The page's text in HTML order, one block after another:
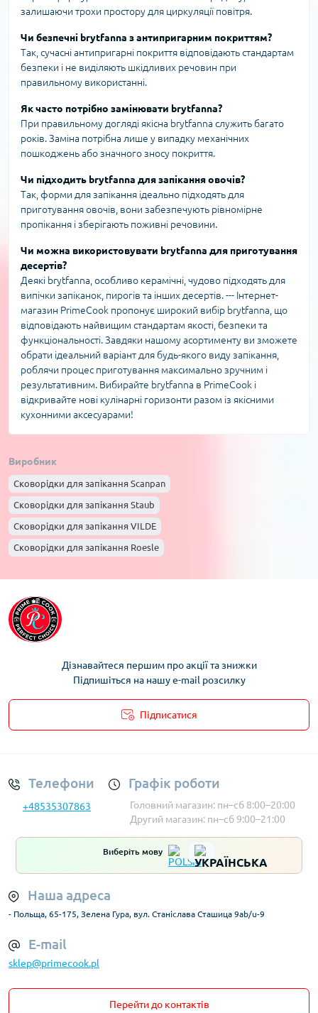
залишаючи трохи простору для циркуляції повітря.
Чи безпечні brytfanna з антипригарним покриттям?
Так, сучасні антипригарні покриття відповідають стандартам
безпеки і не виділяють шкідливих речовин при
правильному використанні.
Як часто потрібно замінювати brytfanna?
При правильному догляді якісна brytfanna служить багато
років. Заміна потрібна лише у випадку механічних
пошкоджень або значного зносу покриття.
Чи підходить brytfanna для запікання овочів?
Так, форми для запікання ідеально підходять для
приготування овочів, вони забезпечують рівномірне
пропікання і зберігають поживні речовини.
Чи можна використовувати brytfanna для приготування
десертів?
Деякі brytfanna, особливо керамічні, чудово підходять для
випічки запіканок, пирогів та інших десертів. --- Інтернет-
магазин PrimeCook пропонує широкий вибір brytfanna, що
відповідають найвищим стандартам якості, безпеки та
функціональності. Завдяки нашому асортименту ви зможете
обрати ідеальний варіант для будь-якого виду запікання,
роблячи процес приготування максимально зручним і
результативним. Вибирайте brytfanna в PrimeCook і
відкривайте нові кулінарні горизонти разом із якісними
кухонними аксесуарами!
Виробник
Сковорідки для запікання Scanpan
Сковорідки для запікання Staub
Сковорідки для запікання VILDE
Сковорідки для запікання Roesle
Сковорідки для запікання Klausberg
Сковорідки для запікання Kinghoff
Сковорідки для запікання Berlinger haus
Дізнавайтеся першим про акції та знижки
Підпишіться на нашу e-mail розсилку
Підписатися
Телефони
+48535307863
Графік роботи
Головний магазин: пн–сб 8:00–20:00
Другий магазин: пн–сб 9:00–21:00
Виберіть мову
Наша адреса
- Польща, 65-175, Зелена Гура, вул. Станіслава Сташица 9ab/u-9
E-mail
sklep@primecook.pl
Перейти до контактів